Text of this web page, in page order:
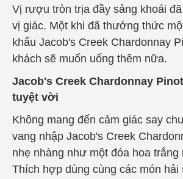
Vị rượu tròn trịa đầy sảng khoái
vị giác. Một khi đã thưởng thức
khẩu Jacob's Creek Chardonnay
khách sẽ muốn uống thêm nữa.
Jacob's Creek Chardonnay
tuyệt vời
Không mang đến cảm giác say
vang nhập Jacob's Creek
nhẹ nhàng như một đóa hoa trắng
Thích hợp dùng cùng các món hải